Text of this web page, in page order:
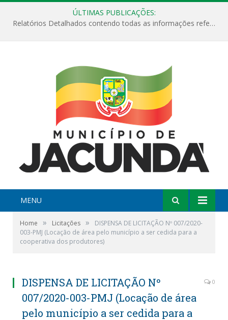
ÚLTIMAS PUBLICAÇÕES:
Relatórios Detalhados contendo todas as informações referentes a execução de recursos destinados ao fomento de projetos culturais no Município de Jacundá entre os anos de 2022 ao presente ano de 2026.
MENU
Home » Licitações »
DISPENSA DE LICITAÇÃO Nº 007/2020-
003-PMJ (Locação de área pelo município a ser cedida para a
cooperativa dos produtores)
DISPENSA DE LICITAÇÃO Nº
007/2020-003-PMJ (Locação de área
pelo município a ser cedida para a
0